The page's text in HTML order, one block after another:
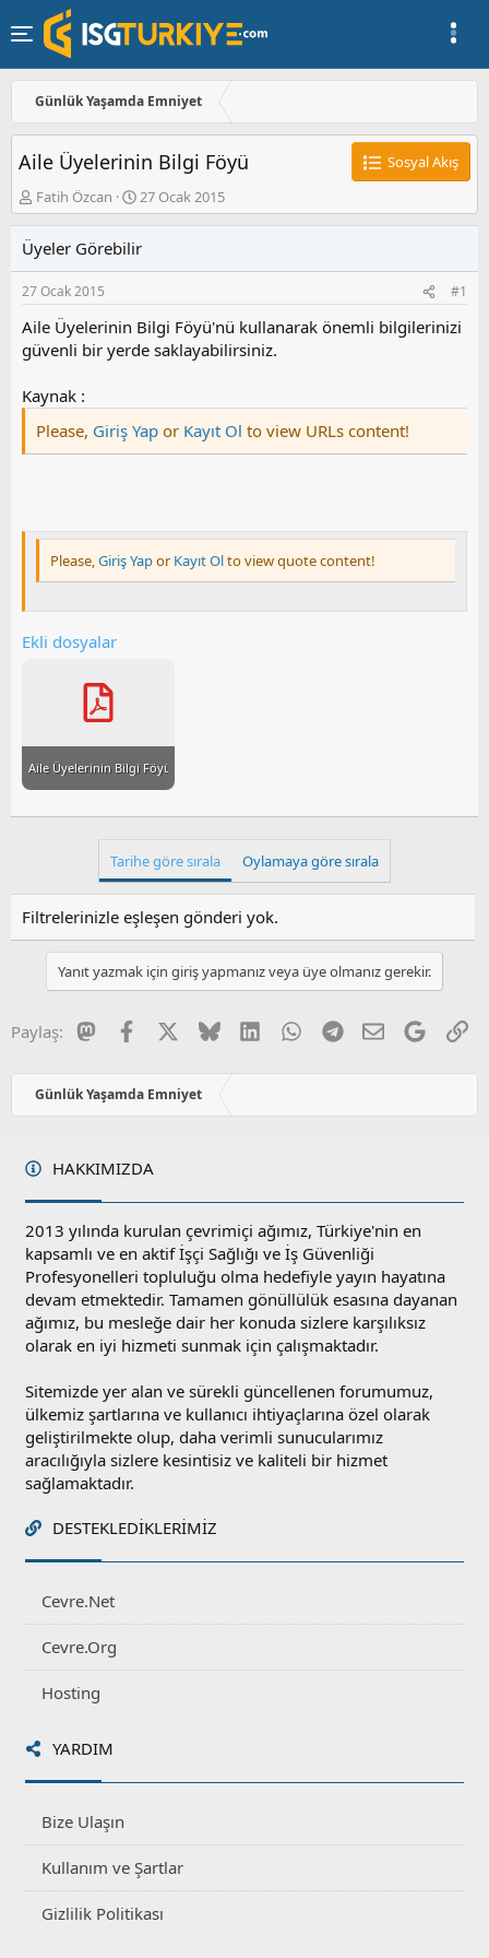
Günlük Yaşamda Emniyet
Aile Üyelerinin Bilgi Föyü
Sosyal Akış
K
o
u
y
u
a
ş
a
t
a
n
Fatih Özcan
B
a
l
a
ı
ç
r
i
h
27 Ocak 2015
Üyeler Görebilir
27 Ocak 2015 #1
Aile Üyelerinin Bilgi Föyü'nü kullanarak önemli bilgilerinizi
güvenli bir yerde saklayabilirsiniz.
Kaynak :
Please, Giriş Yap or Kayıt Ol to view URLs content!
Please,Giriş Yapor Kayıt Olto view quote content!
Ekli dosyalar
Aile Üyelerinin Bilgi Föyü.pdf
Tarihe göre sırala Oylamaya göre sırala
Filtrelerinizle eşleşen gönderi yok.
Yanıt yazmak için giriş yapmanız veya üye olmanız gerekir.
Paylaş: MastodonFacebook BlueskyLinkedInWhatsAppTelegram
E-postaGoogle
Günlük Yaşamda Emniyet
HAKKIMIZDA
2013 yılında kurulan çevrimiçi ağımız, Türkiye'nin en
kapsamlı ve en aktif İşçi Sağlığı ve İş Güvenliği
Profesyonelleri topluluğu olma hedefiyle yayın hayatına
devam etmektedir. Tamamen gönüllülük esasına dayanan
ağımız, bu mesleğe dair her konuda sizlere karşılıksız
olarak en iyi hizmeti sunmak için çalışmaktadır.
Sitemizde yer alan ve sürekli güncellenen forumumuz,
ülkemiz şartlarına ve kullanıcı ihtiyaçlarına özel olarak
geliştirilmekte olup, daha verimli sunucularımız
aracılığıyla sizlere kesintisiz ve kaliteli bir hizmet
sağlamaktadır.
DESTEKLEDIKLERIMIZ
Cevre.Net
Cevre.Org
Hosting
YARDIM
Bize Ulaşın
Kullanım ve Şartlar
Gizlilik Politikası